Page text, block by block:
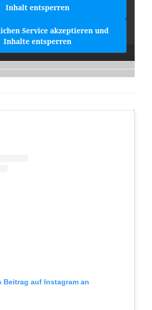
Inhalt entsperren
Service akzeptieren und
Inhalte entsperren
Beitrag auf Instagram an